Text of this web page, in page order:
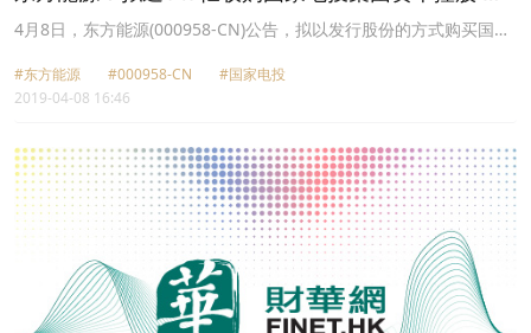
足金融业务
4月8日，东方能源(000958-CN)公告，拟以发行股份的方式购买国家
成后，公司将持有资本控股100%股权，并通过资本控股持有国家电
投财务、国家电投保险经纪、百瑞信托、先融期货、永诚保险等公司
还将涵盖财务公司、保险经纪、信托、期货、保险等多项金融业务。
#东方能源 #000958-CN
#国家电投
2019-04-08 16:46